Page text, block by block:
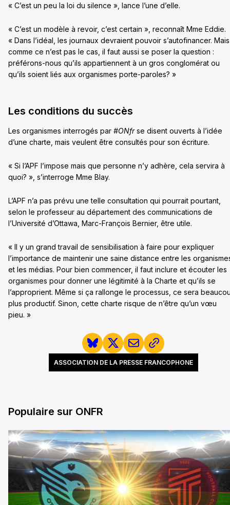
« C’est un peu la loi du silence », lance l’une d’elle.
« C’est un modèle à revoir, c’est certain », reconnaît Mme Eddie.
« Dans l’idéal, les journaux devraient pouvoir s’autofinancer. Mais
comme ce n’est pas le cas, il faut aussi se poser la question :
préférons-nous qu’ils appartiennent à un gros conglomérat ou
qu’ils soient liés aux organismes porte-paroles? »
Les conditions du succès
Les organismes interrogés par #ONfrse disent ouverts à l’idée
d’une charte, mais veulent être consultés pour son écriture.
« Si l’APF l’impose mais que personne n’y adhère, cela servira à
quoi? », s’interroge Mme Blay.
L’APF n’a pas prévu une telle consultation qui pourrait pourtant,
selon le professeur au département des communications de
l’Université d’Ottawa, Marc-François Bernier, être utile.
« Il y un grand travail de sensibilisation à faire pour expliquer
l’importance de maintenir une saine distance entre les
et les médias. Pour bien commencer, il faut inclure et écouter les
organismes pour donner une légitimité à la Charte et qu’ils se
l’approprient. Même si ça rallonge le processus, ce sera
plus productif. Sinon, cette charte risque de n’être qu’un vœu
pieu. »
ASSOCIATION DE LA PRESSE FRANCOPHONE
Populaire sur ONFR